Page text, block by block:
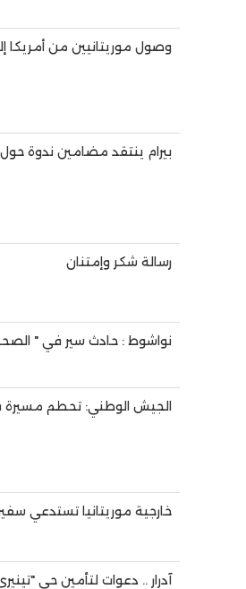
وصول موريتانيين من أمريكا
بيرام ينتقد مضامين ندوة
رسالة شكر وإمتنان
نواشوط : حادث سير في "
الجيش الوطني: تحطم مسيرة
خارجية موريتانيا تستدعي
آدرار .. دعوات لتأمين حي